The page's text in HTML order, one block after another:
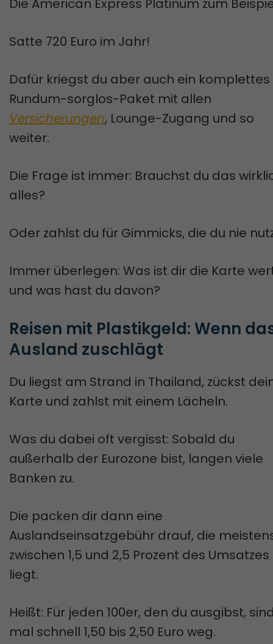
Die American Express Platinum zum
Satte 720 Euro im Jahr!
Dafür kriegst du aber auch ein komplettes
Rundum-sorglos-Paket mit allen
Versicherungen, Lounge-Zugang und so
weiter.
Die Frage ist immer: Brauchst du das
alles?
Oder zahlst du für Gimmicks, die du nie
Immer überlegen: Was ist dir die Karte
und was hast du davon?
Reisen mit Plastikgeld: Wenn
Ausland zuschlägt
Du liegst am Strand in Thailand, zückst
Karte und zahlst mit einem Lächeln.
Was du dabei oft vergisst: Sobald du
außerhalb der Eurozone bist, langen viele
Banken zu.
Die packen dir dann eine
Auslandseinsatzgebühr drauf, die
zwischen 1,5 und 2,5 Prozent des Umsatzes
liegt.
Heißt: Für jeden 100er, den du ausgibst,
mal schnell 1,50 bis 2,50 Euro weg.